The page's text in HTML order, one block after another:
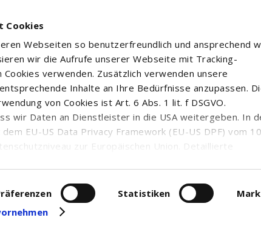
Cookies
Webseiten so benutzerfreundlich und ansprechend
wir die Aufrufe unserer Webseite mit Tracking-
verwenden. Zusätzlich verwenden unsere
Inhalte an Ihre Bedürfnisse anzupassen.
von Cookies ist Art. 6 Abs. 1 lit. f DSGVO.
wir Daten an Dienstleister in die USA weitergeben. In
EU-US Data Privacy Framework (EU-US DPF) vom
zur Europäischen Union. Detaillierte
Seite zumDatenschutz. Dort können Sie Ihre
oder anpassen.
Statistiken
Realtimekursen ist verbraucht, so dass Ihnen
Sie sich bitte an die Top Trader - Hotline unter
& B...